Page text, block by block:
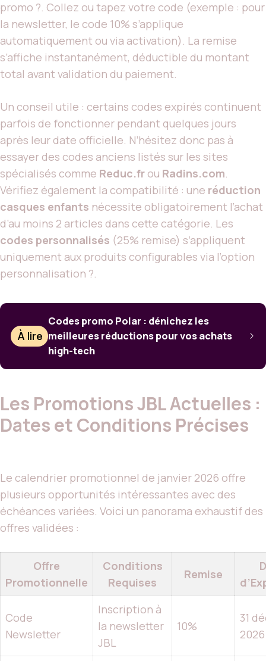
promo ?. Collez ou tapez votre code (exemple : pour
la newsletter, le code 10% s’applique
automatiquement ou via activation). La remise
s’affiche instantanément, déductible du montant
total avant validation du paiement.
Un conseil utile : certains codes expirés continuent
parfois de fonctionner pendant quelques jours
après leur date officielle. N’hésitez donc pas à
essayer des codes anciens listés sur les sites
spécialisés comme Reduc.fr ou Radins.com
Vérifiez également la compatibilité : une réduction
casques enfants nécessite obligatoirement l’achat
d’au moins 2 articles dans cette catégorie. Les
codes personnalisés (25% remise) s’appliquent
uniquement aux produits configurables via l’option
personnalisation ?.
À lire
Codes promo Polar : dénichez les
meilleures réductions pour vos achats
high-tech
Les Promotions JBL Actuelles :
Dates et Conditions Précises
Le calendrier promotionnel de janvier 2026 offre
plusieurs opportunités intéressantes avec des
échéances variées. Voici un panorama exhaustif des
offres validées :
Offre
Promotionnelle
Conditions
Requises
Remise
Code
Newsletter
Inscription à
la newsletter
JBL
10%
31
2026